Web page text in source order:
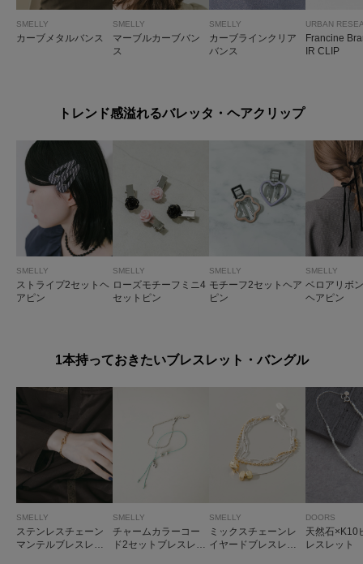
SMELLY
カーブメタルバンス
SMELLY
マーブルカーブバン
ス
SMELLY
カーブラインクリア
バンス
URBAN
Francine
IR CLIP
トレンド感溢れるバレッタ・ヘアクリップ
SMELLY
ストライプ2セットヘ
アピン
SMELLY
ローズモチーフミニ4
セットピン
SMELLY
モチーフ2セットヘア
ピン
SMELLY
ベロアリボ
ヘアピン
1本持っておきたいブレスレット・バングル
SMELLY
ステンレスチェーン
マンテルブレスレッ
SMELLY
チャームカラーコー
ド2セットブレスレッ
SMELLY
ミックスチェーンレ
イヤードブレスレッ
DOORS
天然石×K10
レスレット